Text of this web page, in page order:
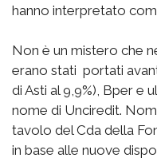
hanno interpretato
Non è un mistero che
erano stati portati
di Asti al 9,9%), Bper e
nome di Unciredit.
tavolo del Cda della
in base alle nuove